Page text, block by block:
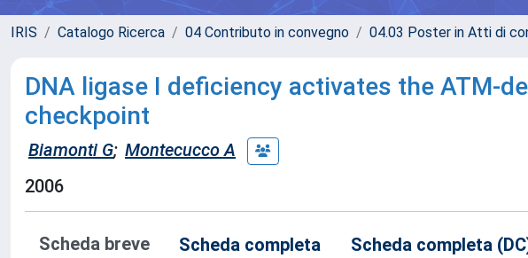
IRIS Catalogo Ricerca 04 Contributo in convegno 04.03 Poster in Atti di
DNA ligase I deficiency activates the ATM-
checkpoint
Biamonti G; Montecucco A
2006
Scheda breve Scheda completa Scheda completa